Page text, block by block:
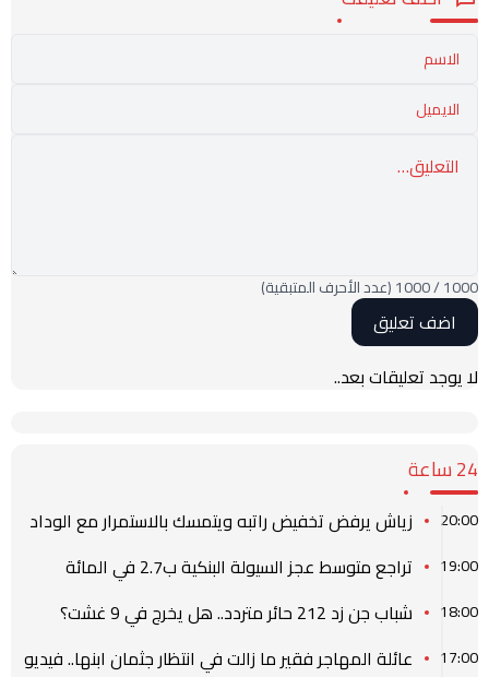
1000
/
1000(عدد الأحرف المتبقية)
لا يوجد تعليقات بعد..
24 ساعة
20:00 زياش يرفض تخفيض راتبه ويتمسك بالاستمرار مع الوداد
19:00 تراجع متوسط عجز السيولة البنكية ب2.7 في المائة
18:00 شباب جن زد 212 حائر متردد.. هل يخرج في 9 غشت؟
17:00 عائلة المهاجر فقير ما زالت في انتظار جثمان ابنها.. فيديو